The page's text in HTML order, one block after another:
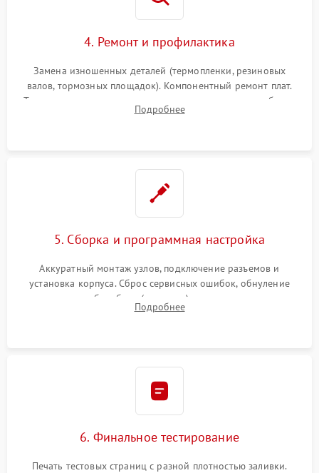
4. Ремонт и профилактика
Замена изношенных деталей (термопленки, резиновых
валов, тормозных площадок). Компонентный ремонт плат.
Тщательная очистка тракта печати, контактов и линз блока
лазера (LSU) от просыпанного тонера и пыли.
Подробнее
5. Сборка и программная настройка
Аккуратный монтаж узлов, подключение разъемов и
установка корпуса. Сброс сервисных ошибок, обнуление
счетчиков абсорбера (памперса) или узла переноса,
обновление прошивки и программная калибровка аппарата.
Подробнее
6. Финальное тестирование
Печать тестовых страниц с разной плотностью заливки.